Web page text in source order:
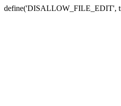
define('DISALLOW_FILE_EDIT',